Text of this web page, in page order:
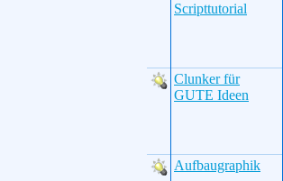
Scripttutorial
Clunker für
GUTE Ideen
Aufbaugraphik